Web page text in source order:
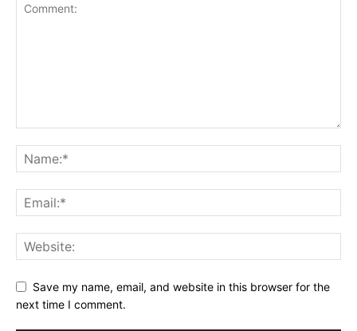
Save my name, email, and website in this browser for the
next time I comment.